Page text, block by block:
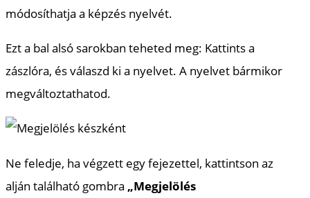
módosíthatja a képzés nyelvét.
Ezt a bal alsó sarokban teheted meg: Kattints a
zászlóra, és válaszd ki a nyelvet. A nyelvet bármikor
megváltoztathatod.
Ne feledje, ha végzett egy fejezettel, kattintson az
alján található gombra „Megjelölés